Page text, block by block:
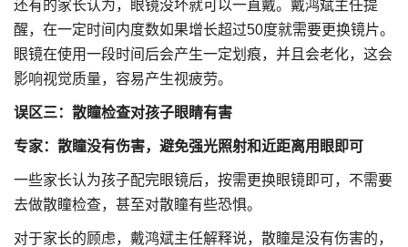
还有的家长认为，眼镜没坏就可以一直戴。戴鸿斌主任提
醒，在一定时间内度数如果增长超过50度就需要更换镜片。
眼镜在使用一段时间后会产生一定划痕，并且会老化，这会
影响视觉质量，容易产生视疲劳。
误区三：散瞳检查对孩子眼睛有害
专家：散瞳没有伤害，避免强光照射和近距离用眼即可
一些家长认为孩子配完眼镜后，按需更换眼镜即可，不需要
去做散瞳检查，甚至对散瞳有些恐惧。
对于家长的顾虑，戴鸿斌主任解释说，散瞳是没有伤害的，